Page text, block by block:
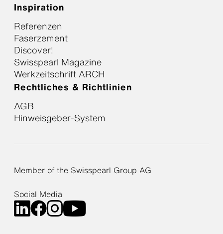
Inspiration
Referenzen
Faserzement
Discover!
Swisspearl Magazine
Werkzeitschrift ARCH
Rechtliches & Richtlinien
AGB
Hinweisgeber-System
Member of the Swisspearl Group AG
Social Media